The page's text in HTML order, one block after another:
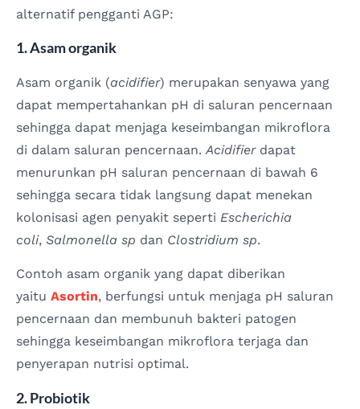
alternatif pengganti AGP:
1. Asam organik
Asam organik (acidifier) merupakan senyawa yang
dapat mempertahankan pH di saluran pencernaan
sehingga dapat menjaga keseimbangan mikroflora
di dalam saluran pencernaan.Acidifier dapat
menurunkan pH saluran pencernaan di bawah 6
sehingga secara tidak langsung dapat menekan
kolonisasi agen penyakit seperti Escherichia
coli, Salmonella sp dan Clostridium sp.
Contoh asam organik yang dapat diberikan
yaitu Asortin, berfungsi untuk menjaga pH saluran
pencernaan dan membunuh bakteri patogen
sehingga keseimbangan mikroflora terjaga dan
penyerapan nutrisi optimal.
2. Probiotik